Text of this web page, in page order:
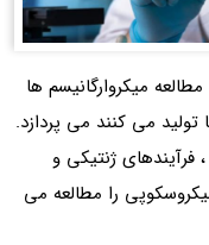
میکروارگانیسم ها
تولید می کنند می پردازد.
فرآیندهای ژنتیکی و
را مطالعه می